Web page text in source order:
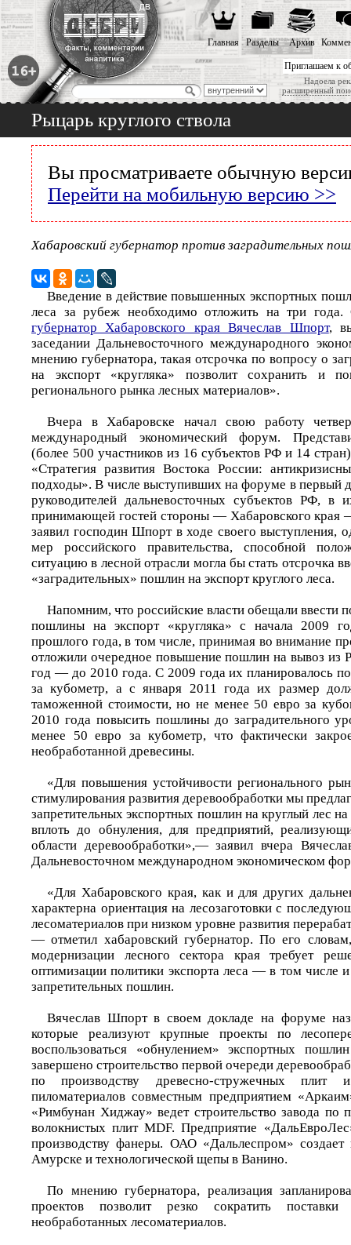
Приглашаем к
Надоела
расширенный
Главная Разделы Архив
Рыцарь круглого ствола
Вы просматриваете обычную
Перейти на мобильную версию >>
Хабаровский губернатор против заградительных
Введение в действие повышенных экспортных
леса за рубеж необходимо отложить на три
губернатор Хабаровского края Вячеслав Шпорт,
заседании Дальневосточного международного
мнению губернатора, такая отсрочка по вопросу о
на экспорт «кругляка» позволит сохранить и
регионального рынка лесных материалов».
Вчера в Хабаровске начал свою работу
международный экономический форум.
(более 500 участников из 16 субъектов РФ и 14
«Стратегия развития Востока России:
подходы». В числе выступивших на форуме в первый
руководителей дальневосточных субъектов РФ, в
принимающей гостей стороны — Хабаровского края
заявил господин Шпорт в ходе своего выступления,
мер российского правительства, способной
ситуацию в лесной отрасли могла бы стать отсрочка
«заградительных» пошлин на экспорт круглого леса.
Напомним, что российские власти обещали ввести
пошлины на экспорт «кругляка» с начала 2009
прошлого года, в том числе, принимая во внимание
отложили очередное повышение пошлин на вывоз из
год — до 2010 года. С 2009 года их планировалось
за кубометр, а с января 2011 года их размер
таможенной стоимости, но не менее 50 евро за
2010 года повысить пошлины до заградительного
менее 50 евро за кубометр, что фактически
необработанной древесины.
«Для повышения устойчивости регионального
стимулирования развития деревообработки мы
запретительных экспортных пошлин на круглый лес
вплоть до обнуления, для предприятий,
области деревообработки»,— заявил вчера
Дальневосточном международном экономическом
«Для Хабаровского края, как и для других
характерна ориентация на лесозаготовки с
лесоматериалов при низком уровне развития
— отметил хабаровский губернатор. По его словам,
модернизации лесного сектора края требует
оптимизации политики экспорта леса — в том числе
запретительных пошлин.
Вячеслав Шпорт в своем докладе на форуме
которые реализуют крупные проекты по
воспользоваться «обнулением» экспортных
завершено строительство первой очереди
по производству древесно-стружечных плит и
пиломатериалов совместным предприятием
«Римбунан Хиджау» ведет строительство завода по
волокнистых плит MDF. Предприятие
производству фанеры. ОАО «Дальлеспром» создает
Амурске и технологической щепы в Ванино.
По мнению губернатора, реализация
проектов позволит резко сократить
необработанных лесоматериалов.